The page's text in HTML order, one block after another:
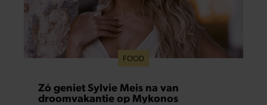
FOOD
Zó geniet Sylvie Meis na van
droomvakantie op Mykonos